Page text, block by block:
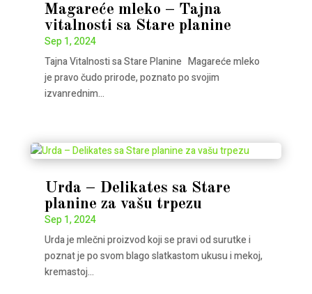
Magareće mleko – Tajna
vitalnosti sa Stare planine
Sep 1, 2024
Tajna Vitalnosti sa Stare Planine Magareće mleko
je pravo čudo prirode, poznato po svojim
izvanrednim...
Urda – Delikates sa Stare
planine za vašu trpezu
Sep 1, 2024
Urda je mlečni proizvod koji se pravi od surutke i
poznat je po svom blago slatkastom ukusu i mekoj,
kremastoj...